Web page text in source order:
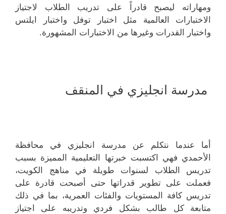
ومهاراته ليصبح قادراً على تدريب الطلاب لاجتياز
الاختبارات العالمية مثل اختبار توفل واختبار ايلتس
واختبار القدرات وغيرها من الاختبارات المشهورة.
مدرسة انجليزي في المنقف
أما عندما نتكلم عن مدرسة انجليزي في محافظة
الأحمدي فهي اكتسبت خبرتها التعليمية المميزة بسبب
تدريس الطلاب لسنوات طويلة في مناهج الكويت،
فعملت على تطوير قدراتها حتى أصبحت قادرة على
تدريس كافة المستويات والفئات العمرية، بما في ذلك
متابعة كل طالب بشكل فردي وتدريبه على اجتياز